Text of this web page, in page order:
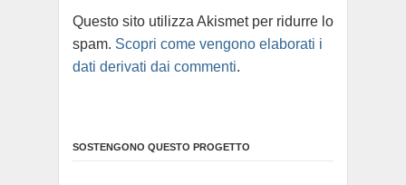
Questo sito utilizza Akismet per ridurre lo
spam. Scopri come vengono elaborati i
dati derivati dai commenti.
SOSTENGONO QUESTO PROGETTO